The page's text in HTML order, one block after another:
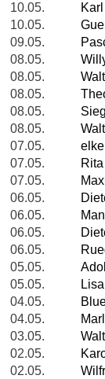
10.05.
10.05.
09.05.
08.05.
08.05.
08.05.
08.05.
08.05.
07.05.
07.05.
07.05.
06.05.
06.05.
06.05.
06.05.
05.05.
05.05.
04.05.
04.05.
03.05.
02.05.
02.05.